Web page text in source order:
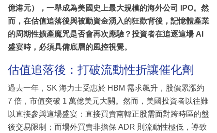
億港元），一舉成為美國史上最大規模的海外公司 IPO。然
而，在估值追落後與被動資金湧入的狂歡背後，記憶體產業
的周期性擴產魔咒是否會再次應驗？投資者在追逐這場 AI
盛宴時，必須具備底層的風控視覺。
估值追落後：打破流動性折讓催化劑
過去一年，SK 海力士受惠於 HBM 需求飆升，股價累漲約
7 倍，市值突破 1 萬億美元大關。然而，美國投資者以往難
以直接參與這場盛宴：直接買賣南韓正股需面對跨時區的盤
後交易限制；而場外買賣非擔保 ADR 則流動性極低，導致